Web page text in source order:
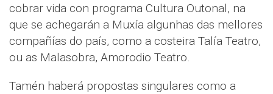
cobrar vida con programa Cultura Outonal, na
que se achegarán a Muxía algunhas das mellores
compañías do país, como a costeira Talía Teatro,
ou as Malasobra, Amorodio Teatro.
Tamén haberá propostas singulares como a